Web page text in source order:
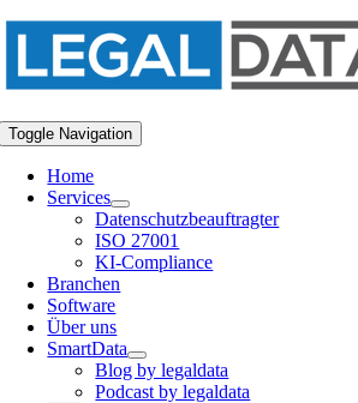
Toggle Navigation
Home
Services
Datenschutzbeauftragter
ISO 27001
KI-Compliance
Branchen
Software
Über uns
SmartData
Blog by legaldata
Podcast by legaldata